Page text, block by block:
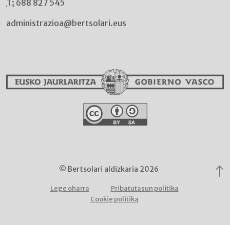
T: 688 827 545
administrazioa@bertsolari.eus
© Bertsolari aldizkaria 2026
Lege oharra
Pribatutasun politika
Cookie politika